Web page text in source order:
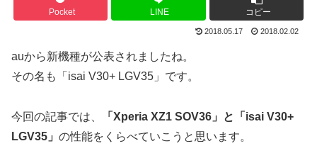
Pocket LINE コピー
2018.05.17 2018.02.02
auから新機種が公表されましたね。
その名も「isai V30+ LGV35」です。
今回の記事では、
「Xperia XZ1 SOV36」と「isai V30+
LGV35」 の性能をくらべていこうと思います。